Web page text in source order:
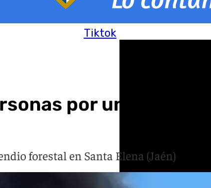
Tiktok
por un
forestal en Santa Elena (Jaén)